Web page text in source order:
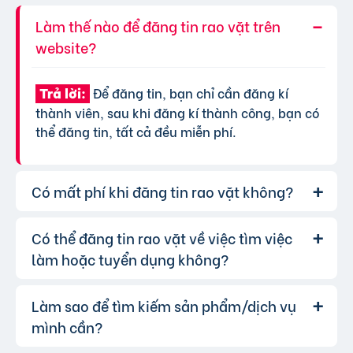
Làm thế nào để đăng tin rao vặt trên
website?
Trả lời: Để đăng tin, bạn chỉ cần đăng kí
thành viên, sau khi đăng kí thành công, bạn có
thể đăng tin, tất cả đều miễn phí.
Có mất phí khi đăng tin rao vặt không?
Trả lời: Chúng tôi cung cấp gói đăng tin miễn
phí cơ bản cho tất cả người dùng. Tuy nhiên, để
thị, bạn có thể lựa chọn các gói dịch vụ nâng
cấp với chi phí hợp lý, xem thêmphí dịch vụ tin
VIP.
Có thể đăng tin rao vặt về việc tìm việc
làm hoặc tuyển dụng không?
Trả lời: Hoàn toàn có thể. Website của chúng
tôi hỗ trợ đăng tin tuyển dụng và tìm việc làm.
Làm sao để tìm kiếm sản phẩm/dịch vụ
mình cần?